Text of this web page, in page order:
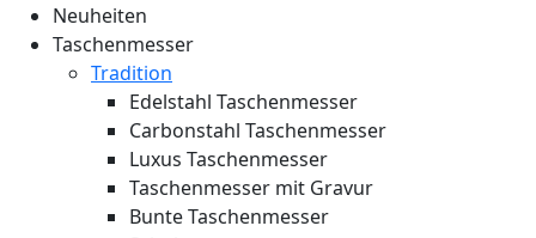
Neuheiten
Taschenmesser
Tradition
Edelstahl Taschenmesser
Carbonstahl Taschenmesser
Luxus Taschenmesser
Taschenmesser mit Gravur
Bunte Taschenmesser